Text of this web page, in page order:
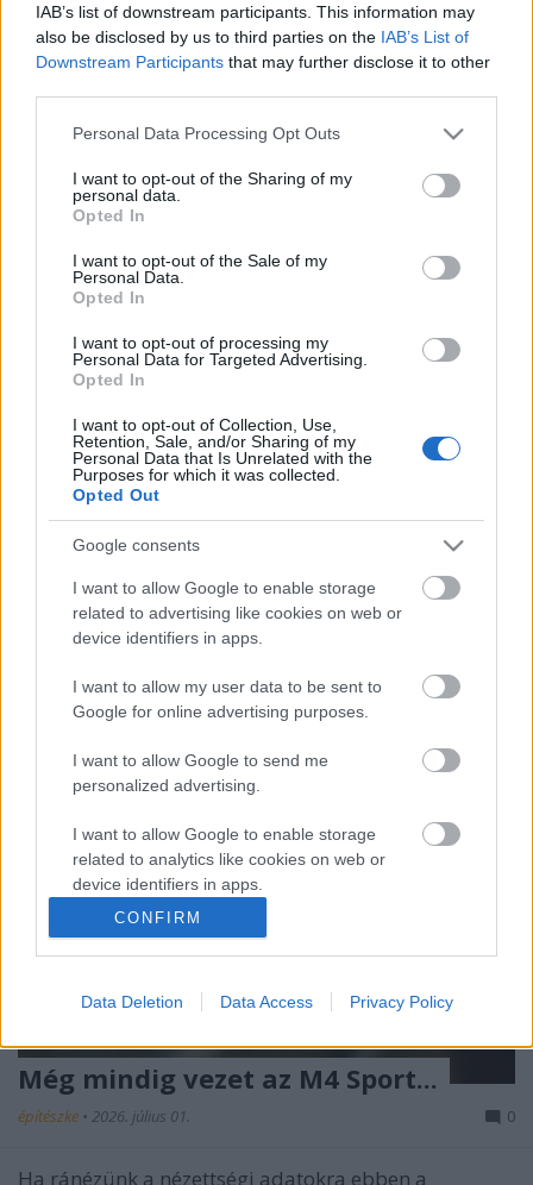
IAB’s list of downstream participants. This information may
also be disclosed by us to third parties on the IAB’s List of
Downstream Participants that may further disclose it to other
Please note that this website/app uses one or more Google
not limited to your visit or usage behaviour. You may click to
grant or deny consent to Google and its third-party tags to
use your data for below specified purposes in below Google
consent section.
Personal Data Processing Opt Outs
I want to opt-out of the Sharing of my
personal data.
Opted In
I want to opt-out of the Sale of my
Personal Data.
Opted In
I want to opt-out of processing my
Personal Data for Targeted Advertising.
Opted In
I want to opt-out of Collection, Use,
Retention, Sale, and/or Sharing of my
Personal Data that Is Unrelated with the
Purposes for which it was collected.
Opted Out
Google consents
I want to allow Google to enable storage
related to advertising like cookies on web or
device identifiers in apps.
I want to allow my user data to be sent to
Google for online advertising purposes.
I want to allow Google to send me
personalized advertising.
I want to allow Google to enable storage
related to analytics like cookies on web or
device identifiers in apps.
I want to allow Google to enable storage
related to functionality of the website or app.
I want to allow Google to enable storage
I want to allow Google to enable storage
functionality and fraud prevention, and other
CONFIRM
Data Deletion Data Access Privacy Policy
Súlyos betegséggel küzd Kovács
Ákos...
építészke•2026. július 01.
A népszerű énekes szomorú hír közölt követőivel
saját közösségi felületén. Ahogy Kovács Ákos a
bejegyzésben megfogalmazta, egy tavaszi
rutinvizsgálat során rosszindulatú pajzsmirigy
daganatot diagnosztizáltak nála az orvosok,
amelynek műtéti eltávolítása - első hallásra - nagyon
Még mindig vezet az M4 Sport...
építészke • 2026. július 01. 0
Ha ránézünk a nézettségi adatokra ebben a